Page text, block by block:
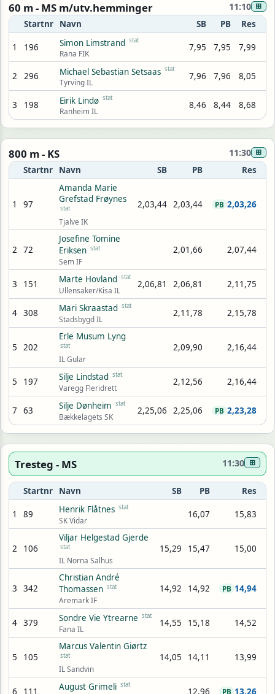
60 m - MS m/utv.hemminger 11:10 ⊞
Startnr Navn SB PB Res
1 196 Simon Limstrand stat
Rana FIK
7,95 7,95 7,99
2 296 Michael Sebastian Setsaas stat
Tyrving IL
7,96 7,96 8,05
3 198 Eirik Lindø stat
Ranheim IL
8,46 8,44 8,68
800 m - KS 11:30 ⊞
Startnr Navn SB PB Res
1 97
Amanda Marie
Grefstad Frøynes
stat
Tjalve IK
2,03,44 2,03,44 2,03,26
PB
2 72
Josefine Tomine
Eriksen stat
Sem IF
2,01,66 2,07,44
3 151 Marte Hovland stat
Ullensaker/Kisa IL
2,06,81 2,06,81 2,11,75
4 308 Mari Skraastad stat
Stadsbygd IL
2,11,78 2,15,78
5 202
Erle Musum Lyng
stat
IL Gular
2,09,90 2,16,44
5 197 Silje Lindstad stat
Varegg Fleridrett
2,12,56 2,16,44
7 63 Silje Dønheim stat
Bækkelagets SK
2,25,06 2,25,06 2,23,28
PB
Tresteg - MS 11:30 ⊞
Startnr Navn SB PB Res
1 89 Henrik Flåtnes stat
SK Vidar
16,07 15,83
2 106
Viljar Helgestad Gjerde
stat
IL Norna Salhus
15,29 15,47 15,00
3 342
Christian André
Thomassen stat
Aremark IF
14,92 14,92 14,94
PB
4 379 Sondre Vie Ytrearne stat
Fana IL
14,55 15,18 14,52
5 105
Marcus Valentin Giørtz
stat
IL Sandvin
14,05 14,11 13,99
6 111 August Grimeli stat
12,96 13,26
PB